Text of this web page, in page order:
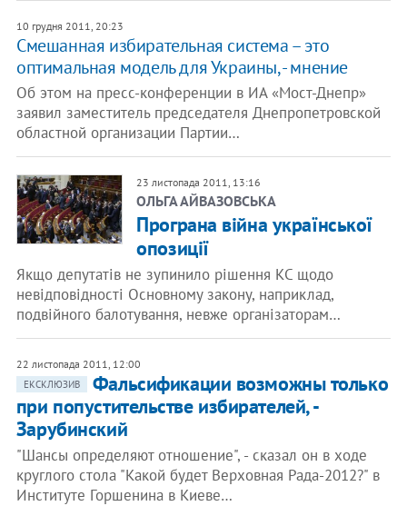
10 грудня 2011, 20:23
Смешанная избирательная система – это
оптимальная модель для Украины, - мнение
Об этом на пресс-конференции в ИА «Мост-Днепр»
заявил заместитель председателя Днепропетровской
областной организации Партии…
23 листопада 2011, 13:16
ОЛЬГА АЙВАЗОВСЬКА
Програна війна української
опозиції
Якщо депутатів не зупинило рішення КС щодо
невідповідності Основному закону, наприклад,
подвійного балотування, невже організаторам…
22 листопада 2011, 12:00
ЕКСКЛЮЗИВ
Фальсификации возможны только
при попустительстве избирателей, -
Зарубинский
"Шансы определяют отношение", - сказал он в ходе
круглого стола "Какой будет Верховная Рада-2012?" в
Институте Горшенина в Киеве…